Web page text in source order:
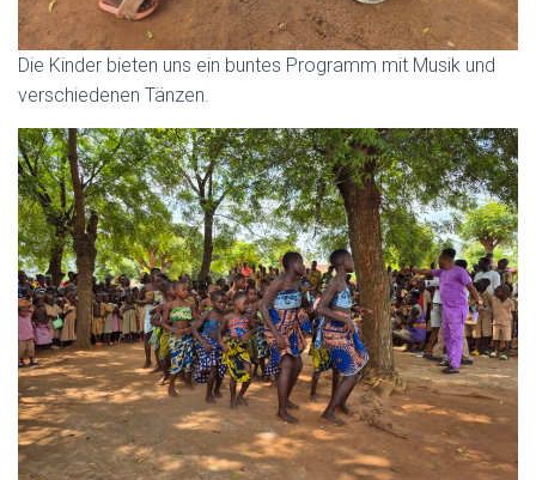
Die Kinder bieten uns ein buntes Programm mit Musik und
verschiedenen Tänzen.